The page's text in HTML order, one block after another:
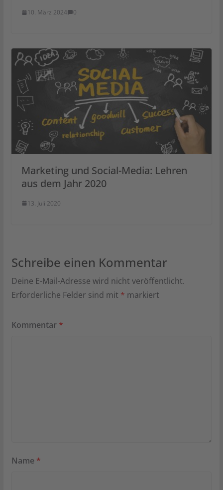
10. März 2024 0
Marketing und Social-Media: Lehren
aus dem Jahr 2020
13. Juli 2020
Schreibe einen Kommentar
Deine E-Mail-Adresse wird nicht veröffentlicht.
Erforderliche Felder sind mit * markiert
Kommentar *
Name *